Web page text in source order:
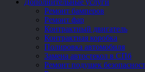
Дополнительные услуги
Ремонт бамперов
Ремонт фар
Контрактный двигатель
Контрактная коробка
Полировка автомобиля
Замена автостекол в СПб
Ремонт подушек